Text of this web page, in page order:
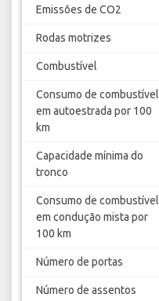
Emissões de CO2
Rodas motrizes
Combustível
Consumo de combustível
em autoestrada por 100
km
Capacidade mínima do
tronco
Consumo de combustível
em condução mista por
100 km
Número de portas
Número de assentos